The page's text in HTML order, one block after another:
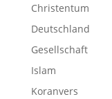
Christentum
Deutschland
Gesellschaft
Islam
Koranvers